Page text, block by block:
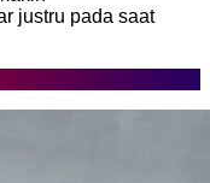
justru pada saat